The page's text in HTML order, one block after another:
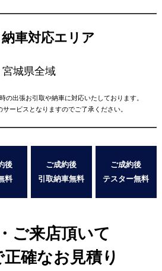
車対応エリア
宮城県全域
の出張お引取や納車に対応いたしております。
ービスとなりますのでご了承ください。
後
料
ご成約後
引取納車無料
ご成約後
テスター無料
ご来店頂いて
確なお見積り